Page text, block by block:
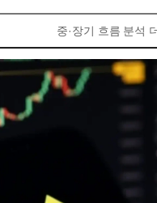
중·장기 흐름 분석